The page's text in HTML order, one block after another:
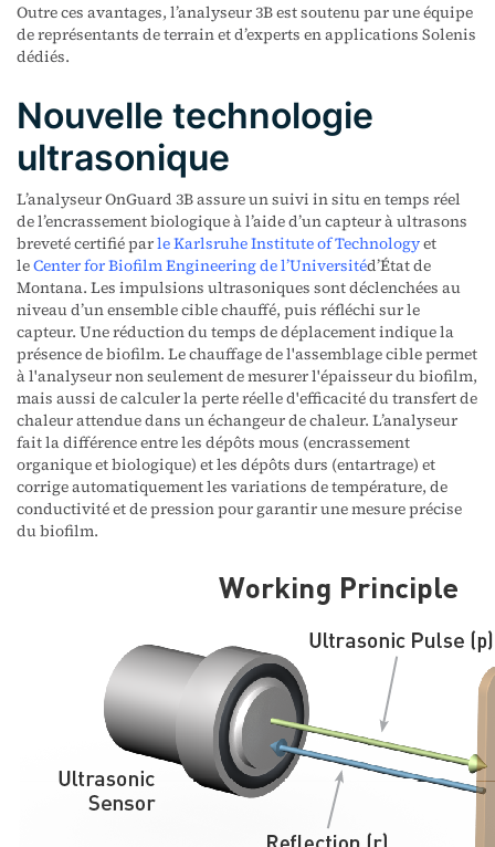
Outre ces avantages, l’analyseur 3B est soutenu par une équipe
de représentants de terrain et d’experts en applications Solenis
dédiés.
Nouvelle technologie
ultrasonique
L’analyseur OnGuard 3B assure un suivi in situ en temps réel
de l’encrassement biologique à l’aide d’un capteur à ultrasons
breveté certifié parle Karlsruhe Institute of Technologyet
leCenter for Biofilm Engineering de l’Universitéd’État de
Montana. Les impulsions ultrasoniques sont déclenchées au
niveau d’un ensemble cible chauffé, puis réfléchi sur le
capteur. Une réduction du temps de déplacement indique la
présence de biofilm. Le chauffage de l'assemblage cible permet
à l'analyseur non seulement de mesurer l'épaisseur du biofilm,
mais aussi de calculer la perte réelle d'efficacité du transfert de
chaleur attendue dans un échangeur de chaleur. L’analyseur
fait la différence entre les dépôts mous (encrassement
organique et biologique) et les dépôts durs (entartrage) et
corrige automatiquement les variations de température, de
conductivité et de pression pour garantir une mesure précise
du biofilm.